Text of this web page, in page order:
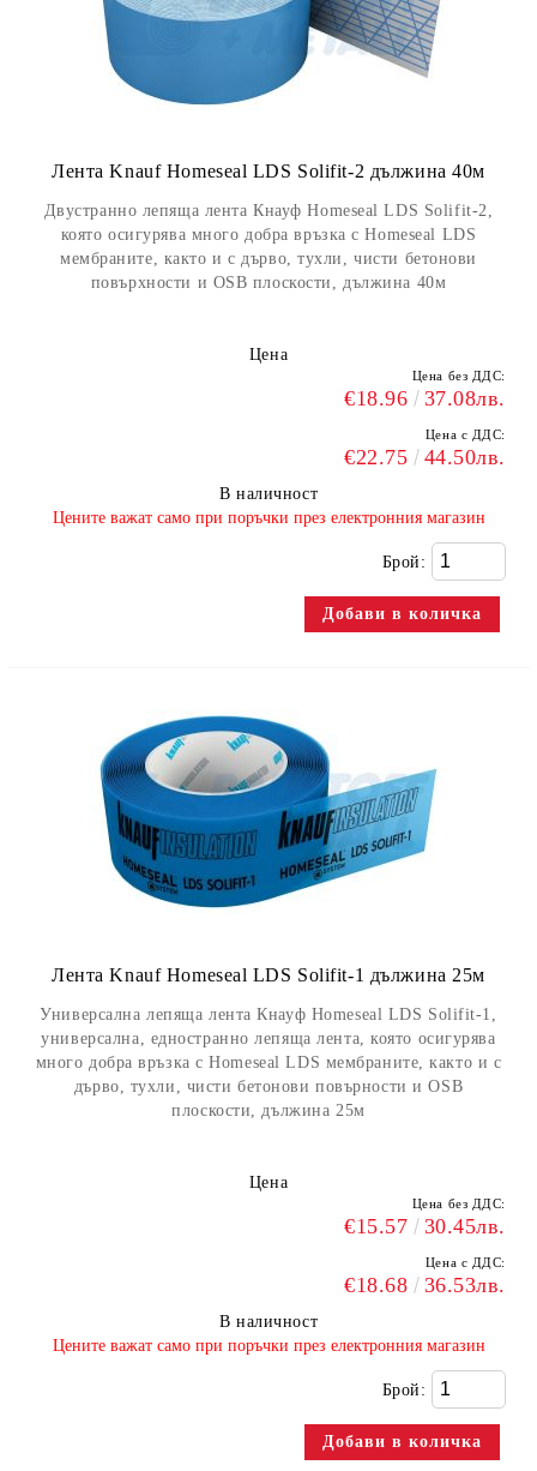
Лента Knauf Homeseal LDS Solifit-2 дължина 40м
Двустранно лепяща лента Кнауф Homeseal LDS Solifit-2,
която осигурява много добра връзка с Homeseal LDS
мембраните, както и с дърво, тухли, чисти бетонови
повърхности и OSB плоскости, дължина 40м
Цена
Цена без ДДС:
€18.96 37.08лв.
Цена с ДДС:
€22.75 44.50лв.
В наличност
​Цените важат само при поръчки през електронния магазин
Брой:
Лента Knauf Homeseal LDS Solifit-1 дължина 25м
Универсална лепяща лента Кнауф Homeseal LDS Solifit-1,
универсална, едностранно лепяща лента, която осигурява
много добра връзка с Homeseal LDS мембраните, както и с
дърво, тухли, чисти бетонови повърности и OSB
плоскости, дължина 25м
Цена
Цена без ДДС:
€15.57 30.45лв.
Цена с ДДС:
€18.68 36.53лв.
В наличност
​Цените важат само при поръчки през електронния магазин
Брой: